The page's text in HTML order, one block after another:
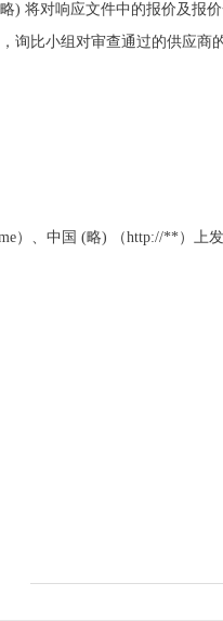
) 将对响应文件中的报价及报
询比小组对审查通过的供应商
）、中国 (略) （http://**）上